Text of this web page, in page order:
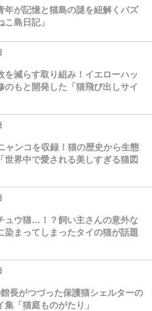
年が記憶と猫島の謎を紐解くパズ
こ島日記」
を減らす取り組み！イエローハッ
のもと開発した「猫飛び出しサイ
ャンコを収録！猫の歴史から生態
世界中で愛される美しすぎる猫図
ュウ猫…！？飼い主さんの意外な
染まってしまったタイの猫が話題
長がつづった保護猫シェルターの
集「猫庭ものがたり」